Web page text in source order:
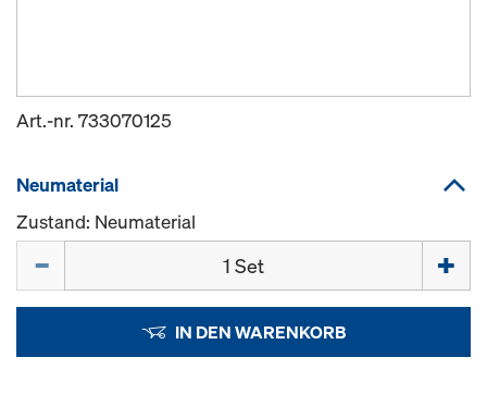
Art.-nr. 733070125
Neumaterial
Zustand: Neumaterial
IN DEN WARENKORB